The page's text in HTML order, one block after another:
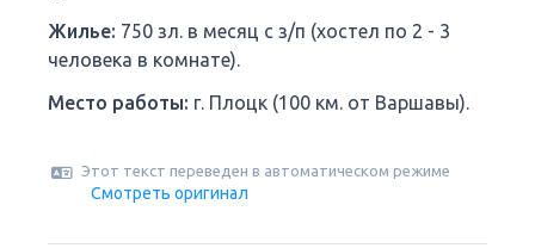
Жилье: 750 зл. в месяц с з/п (хостел по 2 - 3
человека в комнате).
Место работы: г. Плоцк (100 км. от Варшавы).
Этот текст переведен в автоматическом режиме
Смотреть оригинал